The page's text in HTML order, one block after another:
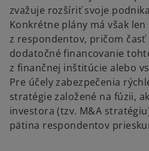
zvažuje rozšíriť svoje
Konkrétne plány má však
z respondentov, pričom časť
dodatočné financovanie
z finančnej inštitúcie alebo
Pre účely zabezpečenia
stratégie založené na fúzii,
investora (tzv. M&A
pätina respondentov